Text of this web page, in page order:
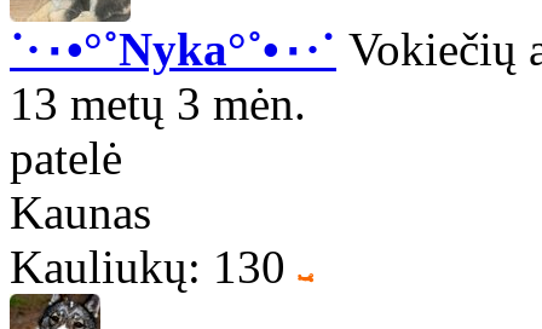
˙·٠•°˚Nyka°˚•٠·˙ Vokiečių
13 metų 3 mėn.
patelė
Kaunas
Kauliukų: 130